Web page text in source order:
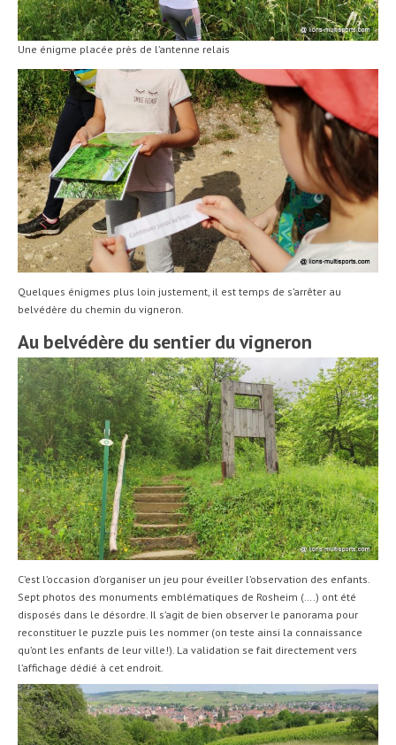
Une énigme placée près de l’antenne relais
Quelques énigmes plus loin justement, il est temps de s’arrêter au
belvédère du chemin du vigneron.
Au belvédère du sentier du vigneron
C’est l’occasion d’organiser un jeu pour éveiller l’observation des enfants.
Sept photos des monuments emblématiques de Rosheim (….) ont été
disposés dans le désordre. Il s’agit de bien observer le panorama pour
reconstituer le puzzle puis les nommer (on teste ainsi la connaissance
qu’ont les enfants de leur ville!). La validation se fait directement vers
l’affichage dédié à cet endroit.